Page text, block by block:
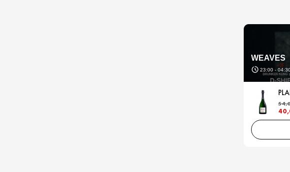
WEAVES
23:00 -